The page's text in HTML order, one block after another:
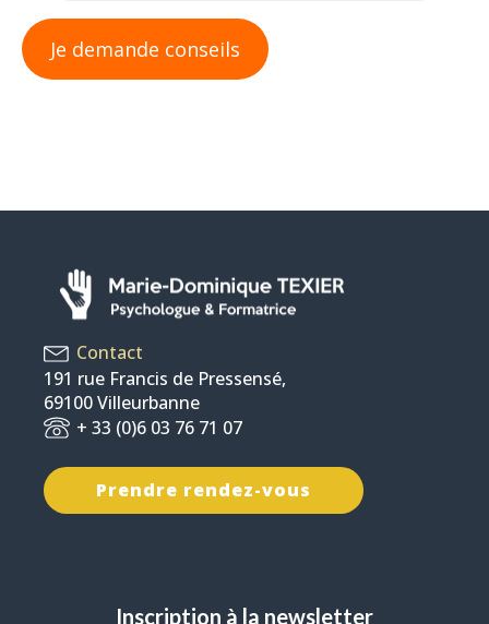
Je demande conseils
Contact
191 rue Francis de Pressensé,
69100 Villeurbanne
+ 33 (0)6 03 76 71 07
Prendre rendez-vous
Inscription à la newsletter